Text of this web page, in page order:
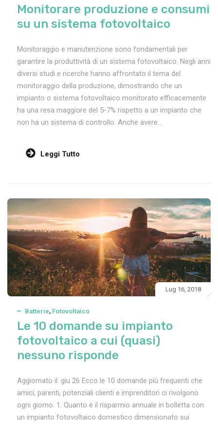
Monitorare produzione e consumi
su un sistema fotovoltaico
Monitoraggio e manutenzione sono fondamentali per
garantire la produttività di un sistema fotovoltaico. Negli anni
diversi studi e ricerche hanno affrontato il tema del
monitoraggio della produzione, dimostrando che un
impianto o sistema fotovoltaico monitorato efficacemente
ha una resa maggiore del 5-7% rispetto a un impianto che
non ha un sistema di controllo. Anche avere...
Leggi Tutto
Lug 16, 2018
Batterie, Fotovoltaico
Le 10 domande su impianto
fotovoltaico a cui (quasi)
nessuno risponde
Aggiornato il: giu 26 Ecco le 10 domande più frequenti che
amici, parenti, potenziali clienti e imprenditori ci rivolgono
ogni giorno. 1. Quanto è il risparmio annuale in bolletta con
un impianto fotovoltaico domestico dimensionato sui